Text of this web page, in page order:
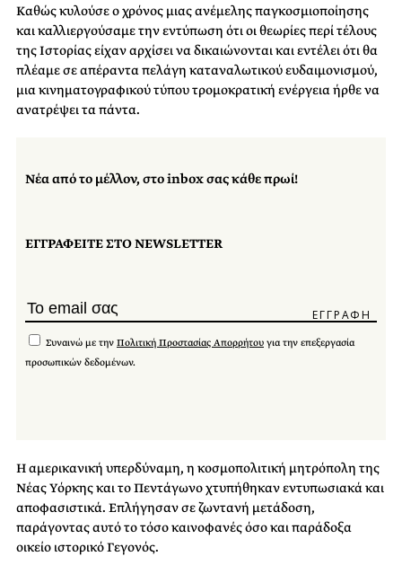
Καθώς κυλούσε ο χρόνος μιας ανέμελης παγκοσμιοποίησης
και καλλιεργούσαμε την εντύπωση ότι οι θεωρίες περί τέλους
της Ιστορίας είχαν αρχίσει να δικαιώνονται και εντέλει ότι θα
πλέαμε σε απέραντα πελάγη καταναλωτικού ευδαιμονισμού,
μια κινηματογραφικού τύπου τρομοκρατική ενέργεια ήρθε να
ανατρέψει τα πάντα.
Νέα από το μέλλον, στο inbox σας κάθε πρωί!
ΕΓΓΡΑΦΕΙΤΕ ΣΤΟ NEWSLETTER
Συναινώ με την Πολιτική Προστασίας Απορρήτου για την επεξεργασία
προσωπικών δεδομένων.
Η αμερικανική υπερδύναμη, η κοσμοπολιτική μητρόπολη της
Νέας Υόρκης και το Πεντάγωνο χτυπήθηκαν εντυπωσιακά και
αποφασιστικά. Επλήγησαν σε ζωντανή μετάδοση,
παράγοντας αυτό το τόσο καινοφανές όσο και παράδοξα
οικείο ιστορικό Γεγονός.